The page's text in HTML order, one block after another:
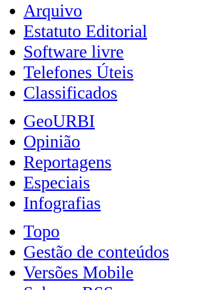
Arquivo
Estatuto Editorial
Software livre
Telefones Úteis
Classificados
GeoURBI
Opinião
Reportagens
Especiais
Infografias
Topo
Gestão de conteúdos
Versões Mobile